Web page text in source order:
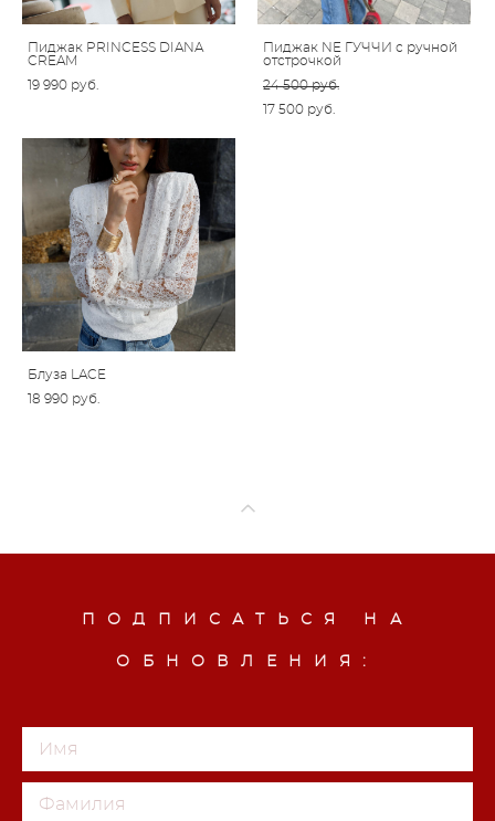
Пиджак PRINCESS DIANA
CREAM
19 990 pуб.
Пиджак NE ГУЧЧИ с ручной
отстрочкой
24 500 pуб.
17 500 pуб.
Блуза LACE
18 990 pуб.
ПОДПИСАТЬСЯ НА
ОБНОВЛЕНИЯ: